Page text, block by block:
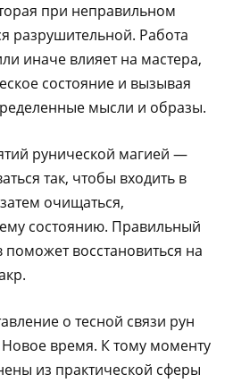
при неправильном
разрушительной. Работа
иначе влияет на мастера,
состояние и вызывая
мысли и образы.
рунической магией —
так, чтобы входить в
очищаться,
состоянию. Правильный
поможет восстановиться на
о тесной связи рун
время. К тому моменту
из практической сферы